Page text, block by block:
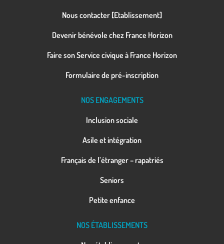
Nous contacter [Etablissement]
Devenir bénévole chez France Horizon
Faire son Service civique à France Horizon
Formulaire de pré-inscription
NOS ENGAGEMENTS
Inclusion sociale
Asile et intégration
Français de l’étranger – rapatriés
Seniors
Petite enfance
NOS ÉTABLISSEMENTS